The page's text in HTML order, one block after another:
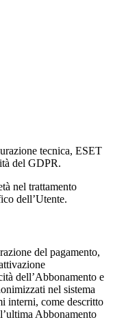
tecnica, ESET
del GDPR.
nel trattamento
dell’Utente.
del pagamento,
dell’Abbonamento e
nel sistema
interni, come descritto
Abbonamento